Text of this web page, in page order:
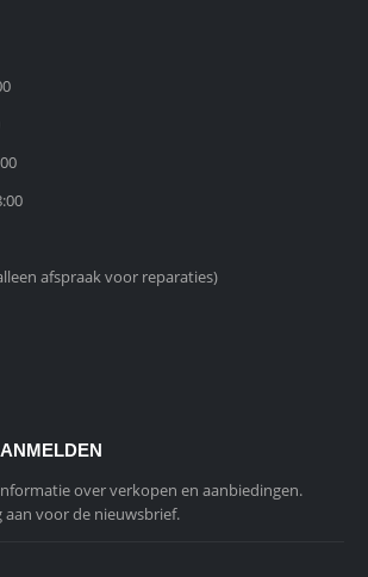
afspraak voor reparaties)
over verkopen en aanbiedingen.
aan voor de nieuwsbrief.